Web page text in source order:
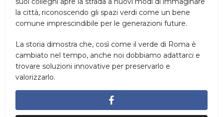
la città, riconoscendo gli spazi verdi come un bene
comune imprescindibile per le generazioni future.
La storia dimostra che, così come il verde di Roma è
cambiato nel tempo, anche noi dobbiamo adattarci e
trovare soluzioni innovative per preservarlo e
valorizzarlo.